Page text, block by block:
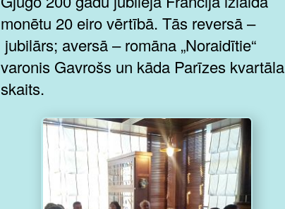
monētu 20 eiro vērtībā. Tās reversā –
jubilārs; aversā – romāna „Noraidītie“
varonis Gavrošs un kāda Parīzes kvartāla
skaits.